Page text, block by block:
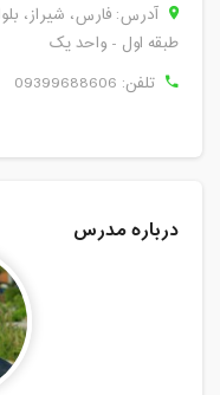
آدرس: فارس، شيراز،
طبقه اول - واحد یک
تلفن: 09399688606
درباره مدرس